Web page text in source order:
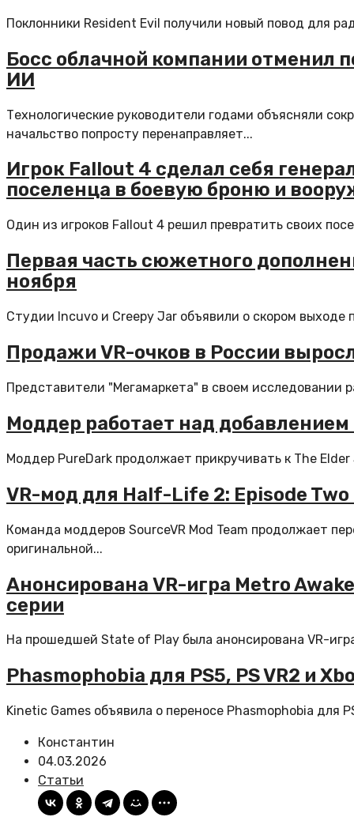
Поклонники Resident Evil получили новый повод для
Босс облачной компании отменил
ИИ
Технологические руководители годами объясняли
начальство попросту перенаправляет...
Игрок Fallout 4 сделал себя
поселенца в боевую броню и
Один из игроков Fallout 4 решил превратить своих
Первая часть сюжетного
ноября
Студии Incuvo и Creepy Jar объявили о скором
Продажи VR-очков в России
Представители "Мегамаркета" в своем исследовании
Моддер работает над
Моддер PureDark продолжает прикручивать к The
VR-мод для Half-Life 2: Episode
Команда моддеров SourceVR Mod Team продолжает
оригинальной...
Анонсирована VR-игра Metro
серии
На прошедшей State of Play была анонсирована VR-
Phasmophobia для PS5, PS VR2 и
Kinetic Games объявила о переносе Phasmophobia для
Константин
04.03.2026
Статьи